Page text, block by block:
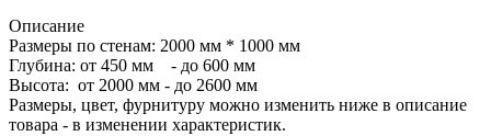
Описание
Размеры по стенам: 2000 мм * 1000 мм
Глубина: от 450 мм - до 600 мм
Высота: от 2000 мм - до 2600 мм
Размеры, цвет, фурнитуру можно изменить ниже в описание
товара - в изменении характеристик.